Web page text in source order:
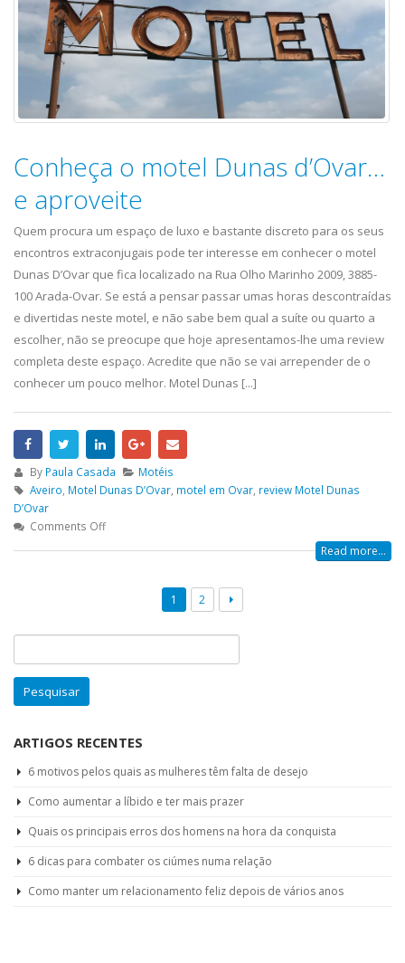
Conheça o motel Dunas d’Ovar…
e aproveite
Quem procura um espaço de luxo e bastante discreto para os seus
encontros extraconjugais pode ter interesse em conhecer o motel
Dunas D’Ovar que fica localizado na Rua Olho Marinho 2009, 3885-
100 Arada-Ovar. Se está a pensar passar umas horas descontraídas
e divertidas neste motel, e não sabe bem qual a suíte ou quarto a
escolher, não se preocupe que hoje apresentamos-lhe uma review
completa deste espaço. Acredite que não se vai arrepender de o
conhecer um pouco melhor. Motel Dunas [...]
By Paula Casada
Motéis
Aveiro, Motel Dunas D’Ovar, motel em Ovar, review Motel Dunas
D’Ovar
Comments Off
Read more...
1 2
por:
ARTIGOS RECENTES
6 motivos pelos quais as mulheres têm falta de desejo
Como aumentar a líbido e ter mais prazer
Quais os principais erros dos homens na hora da conquista
6 dicas para combater os ciúmes numa relação
Como manter um relacionamento feliz depois de vários anos